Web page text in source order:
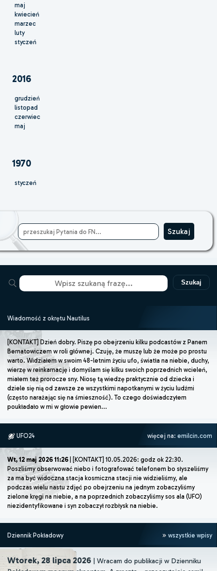
maj
kwiecień
marzec
luty
styczeń
2016
grudzień
listopad
czerwiec
maj
1970
styczeń
Szukaj
Wiadomość z okrętu Nautilus
[KONTAKT] Dzień dobry. Piszę po obejrzeniu kilku podcastów z Panem
Bernatowiczem w roli głównej. Czuję, że muszę lub że może po prostu
warto. Widziałem w swoim 48-letnim życiu ufo, światła na niebie, duchy,
wierzę w reinkarnację i domyślam się kilku swoich poprzednich wcieleń,
miałem też prorocze sny. Niosę tą wiedzę praktycznie od dziecka i
dziele się nią od zawsze ze wszystkimi napotkanymi w życiu ludźmi
(często narażając się na śmieszność). To czego doświadczyłem
poukładało w mi w głowie pewien...
UFO24 więcej na: emilcin.com
Wt, 12 maj 2026 11:26 | [KONTAKT] 10.05.2026: godz ok 22:30.
Poszliśmy obserwować niebo i fotografować telefonem bo słyszeliśmy
za ma być widoczna stacja kosmiczna stacji nie widzieliśmy, ale
podczas wielu nastu zdjęć po obejrzeniu na jednym zobaczyliśmy
zielone kręgi na niebie, a na poprzednich zobaczyliśmy sos ala (UFO)
niezidentyfikowane i syn zobaczył rozbłysk na niebie.
Dziennik Pokładowy wszystkie wpisy
Wtorek, 28 lipca 2026 | Wracam do publikacji w Dzienniku